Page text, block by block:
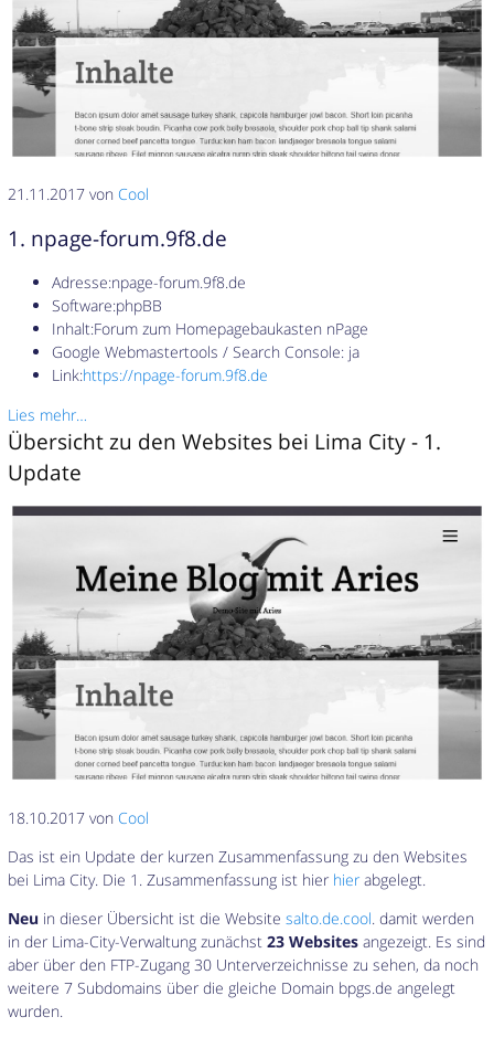
21.11.2017 vonCool
1. npage-forum.9f8.de
Adresse:npage-forum.9f8.de
Software:phpBB
Inhalt:Forum zum Homepagebaukasten nPage
Google Webmastertools / Search Console: ja
Link:https://npage-forum.9f8.de
Lies mehr…
Übersicht zu den Websites bei Lima City - 1.
Update
18.10.2017 vonCool
Das ist ein Update der kurzen Zusammenfassung zu den Websites
bei Lima City. Die 1. Zusammenfassung ist hier hier abgelegt.
Neu in dieser Übersicht ist die Websitesalto.de.cool. damit werden
in der Lima-City-Verwaltung zunächst23 Websites angezeigt. Es sind
aber über den FTP-Zugang 30 Unterverzeichnisse zu sehen, da noch
weitere 7 Subdomains über die gleiche Domain bpgs.de angelegt
wurden.